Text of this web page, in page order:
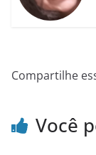
Compartilhe
Você